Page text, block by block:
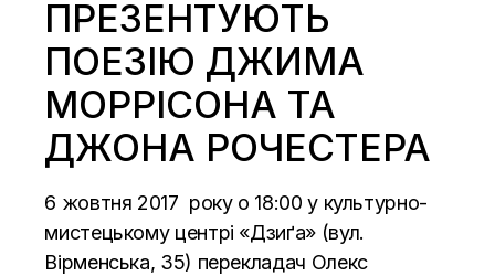
ПРЕЗЕНТУЮТЬ
ПОЕЗІЮ ДЖИМА
МОРРІСОНА ТА
ДЖОНА РОЧЕСТЕРА
6 жовтня 2017 року о 18:00 у культурно-
мистецькому центрі «Дзиґа» (вул.
Вірменська, 35) перекладач Олекс